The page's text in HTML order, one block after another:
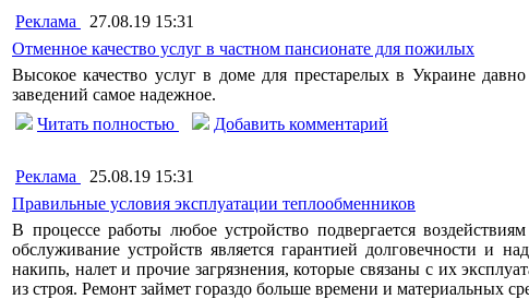
Реклама
27.08.19 15:31
Отменное качество услуг в частном пансионате для пожилых
Высокое качество услуг в доме для престарелых в Украине
заведений самое надежное.
Читать полностью
Добавить комментарий
Реклама
25.08.19 15:31
Правильные условия эксплуатации теплообменников
В процессе работы любое устройство подвергается
обслуживание устройств является гарантией долговечности и
накипь, налет и прочие загрязнения, которые связаны с их
из строя. Ремонт займет гораздо больше времени и материальных